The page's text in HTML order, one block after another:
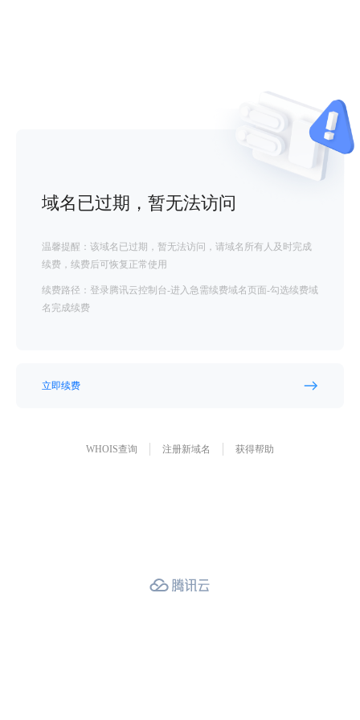
域名已过期，暂无法访问
温馨提醒：该域名已过期，暂无法访问，请域名所有人及时完成
续费，续费后可恢复正常使用
续费路径：登录腾讯云控制台-进入急需续费域名页面-勾选续费域
名完成续费
立即续费
WHOIS查询 注册新域名 获得帮助